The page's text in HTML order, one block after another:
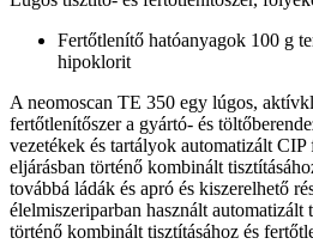
Fertőtlenítő hatóanyagok 100 g
hipoklorit
A neomoscan TE 350 egy lúgos,
fertőtlenítőszer a gyártó- és
vezetékek és tartályok automatizált
eljárásban történő kombinált
továbbá ládák és apró és kiszerelhető
élelmiszeriparban használt automatizált
történő kombinált tisztításához és